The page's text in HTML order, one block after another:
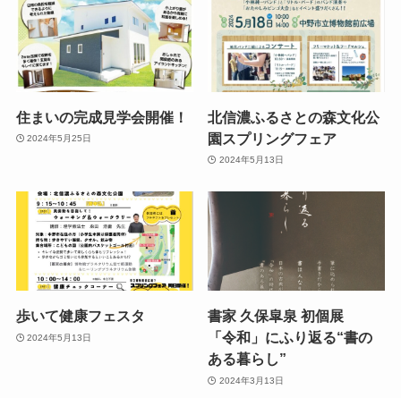
住まいの完成見学会開催！
2024年5月25日
北信濃ふるさとの森文化公
園スプリングフェア
2024年5月13日
歩いて健康フェスタ
2024年5月13日
書家 久保皐泉 初個展
「令和」にふり返る“書の
ある暮らし”
2024年3月13日